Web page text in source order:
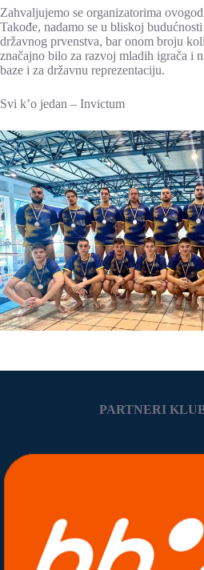
Zahvaljujemo se organizatorima
Takođe, nadamo se u bliskoj
državnog prvenstva, bar onom broju
značajno bilo za razvoj mladih igrača i
baze i za državnu reprezentaciju.
Svi k’o jedan – Invictum
PARTNERI